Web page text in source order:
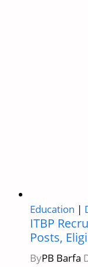
Education |
ITBP
Posts,
ByPB Barfa